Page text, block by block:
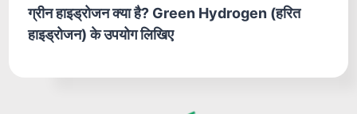
ग्रीन हाइड्रोजन क्या है? Green Hydrogen (हरित
हाइड्रोजन) के उपयोग लिखिए